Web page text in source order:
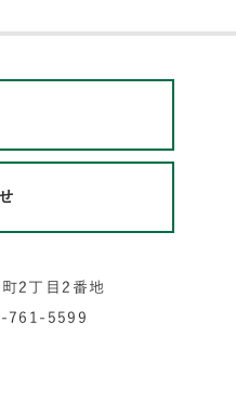
2丁目2番地
761-5599